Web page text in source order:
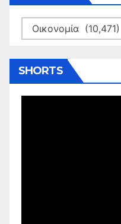
Kατηγορίες
SHORTS